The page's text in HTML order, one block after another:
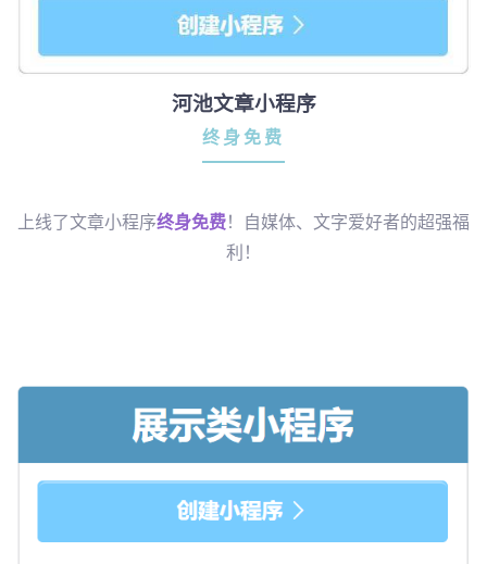
河池文章小程序
终身免费
上线了文章小程序终身免费！自媒体、文字爱好者的超强福
利！